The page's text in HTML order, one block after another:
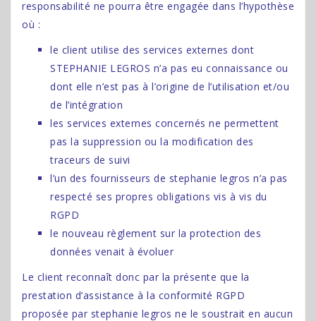
responsabilité ne pourra être engagée dans l’hypothèse
où :
le client utilise des services externes dont
STEPHANIE LEGROS n’a pas eu connaissance ou
dont elle n’est pas à l’origine de l’utilisation et/ou
de l’intégration
les services externes concernés ne permettent
pas la suppression ou la modification des
traceurs de suivi
l’un des fournisseurs de stephanie legros n’a pas
respecté ses propres obligations vis à vis du
RGPD
le nouveau règlement sur la protection des
données venait à évoluer
Le client reconnaît donc par la présente que la
prestation d’assistance à la conformité RGPD
proposée par stephanie legros ne le soustrait en aucun